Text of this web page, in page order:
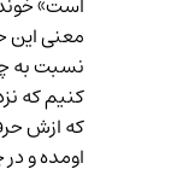
معنی این
نسبت به
کنیم که
که ازش
اومده و